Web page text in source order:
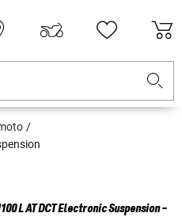
L AT DCT Electronic Suspension -